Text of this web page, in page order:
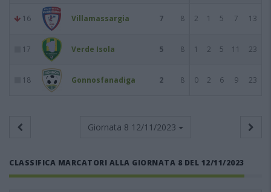
16 Villamassargia 7 8 2 1 5 7 13
17 Verde Isola 5 8 1 2 5 11 23
18 Gonnosfanadiga 2 8 0 2 6 9 23
Giornata 8 12/11/2023
CLASSIFICA MARCATORI ALLA GIORNATA 8 DEL 12/11/2023